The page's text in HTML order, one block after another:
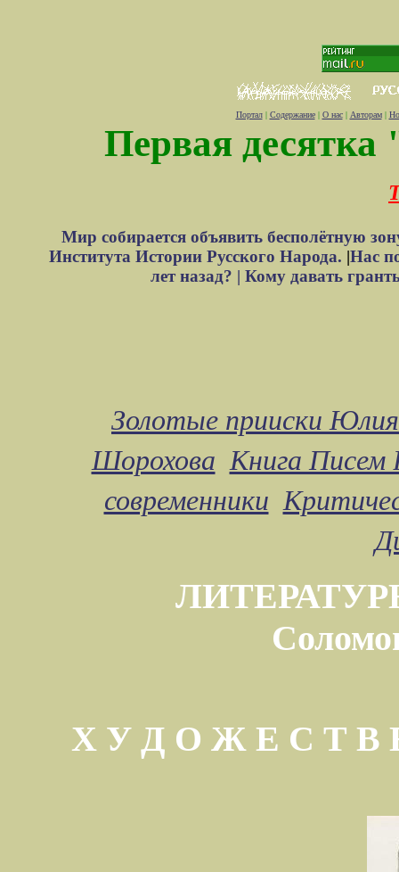
Портал| Содержание| О нас| Авторам|
Первая десятка
Мир собирается объявить бесполётную
Института Истории Русского Народа. |Нас
лет назад? | Кому давать
Золотые прииски
Шорохова Книга Писем
современники
Х У Д О Ж Е С Т